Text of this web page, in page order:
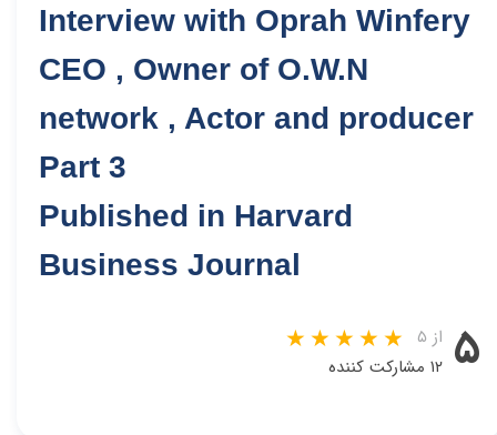
Interview with Oprah Winfery
CEO , Owner of O.W.N
network , Actor and producer
Part 3
Published in Harvard
Business Journal
۵ از ۵
۱۲ مشارکت کننده